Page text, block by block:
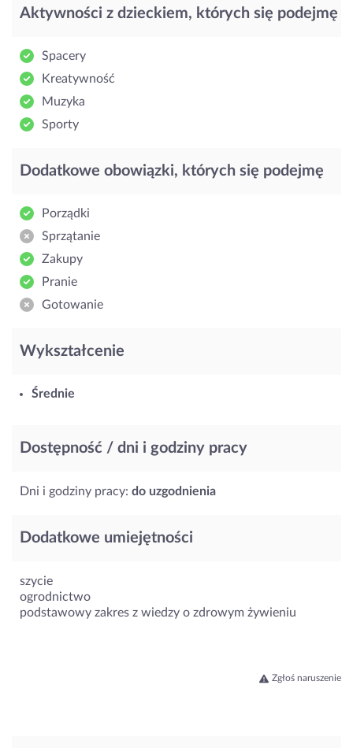
Aktywności z dzieckiem, których się podejmę
Spacery
Kreatywność
Muzyka
Sporty
Dodatkowe obowiązki, których się podejmę
Porządki
Sprzątanie
Zakupy
Pranie
Gotowanie
Wykształcenie
Średnie
Dostępność / dni i godziny pracy
Dni i godziny pracy: do uzgodnienia
Dodatkowe umiejętności
szycie
ogrodnictwo
podstawowy zakres z wiedzy o zdrowym żywieniu
Zgłoś naruszenie